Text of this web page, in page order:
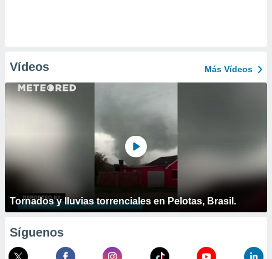
Vídeos Más Vídeos
Tornados y lluvias torrenciales en Pelotas, Brasil.
Síguenos